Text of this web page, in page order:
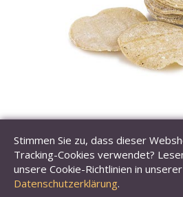
Mais-Tortillas, soft, ca. ø 9-
Inhalt: 2 kg, 216
Stimmen Sie zu, dass dieser
Tracking-Cookies verwendet?
unsere Cookie-Richtlinien in unserer
Datenschutzerklärung.